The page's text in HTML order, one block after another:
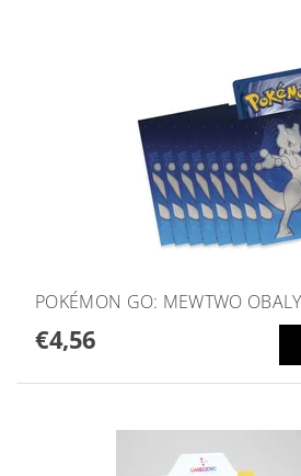
POKÉMON GO: MEWTWO
€4,56